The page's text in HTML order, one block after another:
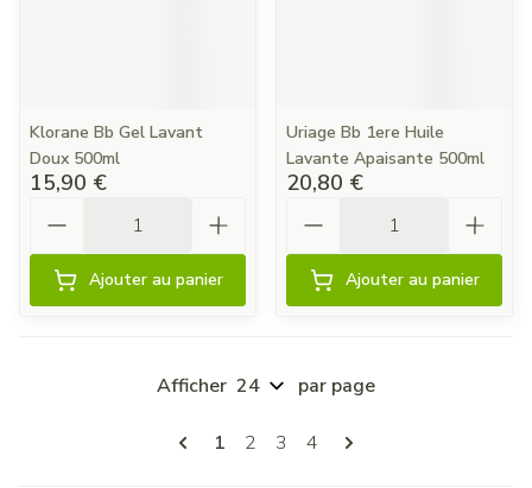
Klorane Bb Gel Lavant
Doux 500ml
15,90 €
Ajouter au panier
Uriage Bb 1ere Huile
Lavante Apaisante 500ml
20,80 €
Ajouter au panier
Pages
Vous lisez actuellement la page
1 Page
2 Page
3 Page
4
Afficher par page